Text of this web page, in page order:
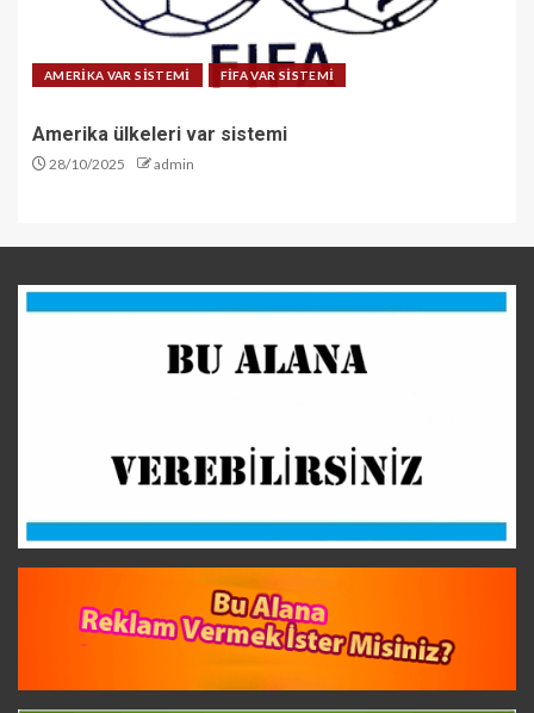
AMERİKA VAR SİSTEMİ FİFA VAR SİSTEMİ
Amerika ülkeleri var sistemi
28/10/2025 admin